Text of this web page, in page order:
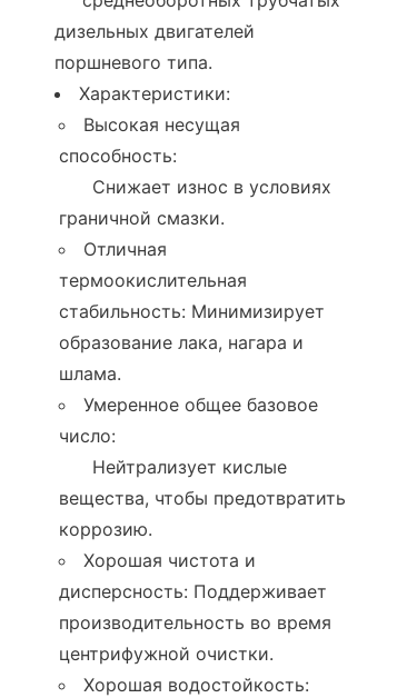
дизельных двигателей
поршневого типа.
Характеристики:
Высокая несущая
способность:
граничной смазки.
Отличная
термоокислительная
стабильность: Минимизирует
образование лака, нагара и
шлама.
Умеренное общее базовое
число:
вещества, чтобы предотвратить
коррозию.
Хорошая чистота и
дисперсность: Поддерживает
производительность во время
центрифужной очистки.
Хорошая водостойкость: